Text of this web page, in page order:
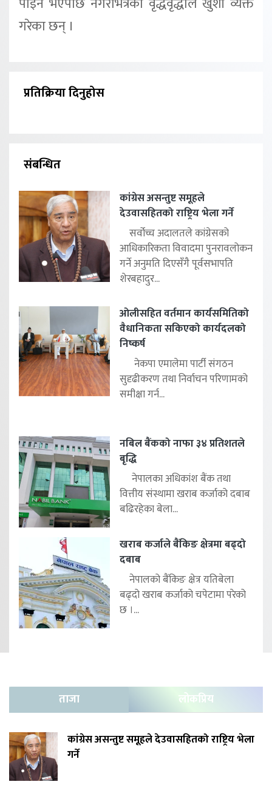
गरेका छन् ।
प्रतिक्रिया दिनुहोस
संबन्धित
कांग्रेस असन्तुष्ट समूहले
देउवासहितको राष्ट्रिय भेला गर्ने
सर्वोच्च अदालतले कांग्रेसको
आधिकारिकता विवादमा पुनरावलोकन
गर्ने अनुमति दिएसँगै पूर्वसभापति
शेरबहादुर...
ओलीसहित वर्तमान कार्यसमितिको
वैधानिकता सकिएको कार्यदलको
निष्कर्ष
नेकपा एमालेमा पार्टी संगठन
सुदृढीकरण तथा निर्वाचन परिणामको
समीक्षा गर्न...
नबिल बैंकको नाफा ३४ प्रतिशतले
बृद्धि
नेपालका अधिकांश बैंक तथा
वित्तीय संस्थामा खराब कर्जाको दबाब
बढिरहेका बेला...
खराब कर्जाले बैंकिङ क्षेत्रमा बढ्दो
दबाब
नेपालको बैंकिङ क्षेत्र यतिबेला
बढ्दो खराब कर्जाको चपेटामा परेको
छ ।...
ताजा लोकप्रिय
कांग्रेस असन्तुष्ट समूहले देउवासहितको राष्ट्रिय भेला
गर्ने